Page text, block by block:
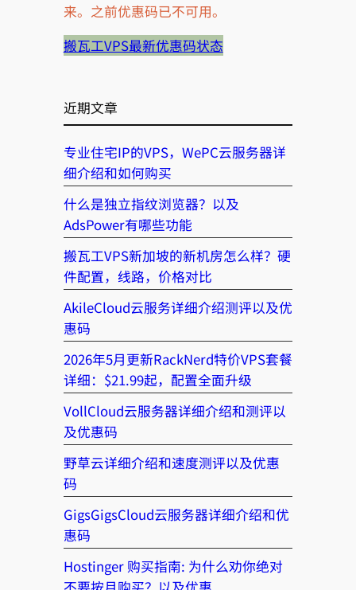
来。之前优惠码已不可用。
搬瓦工VPS最新优惠码状态
近期文章
专业住宅IP的VPS，WePC云服务器详
细介绍和如何购买
什么是独立指纹浏览器？以及
AdsPower有哪些功能
搬瓦工VPS新加坡的新机房怎么样？硬
件配置，线路，价格对比
AkileCloud云服务详细介绍测评以及优
惠码
2026年5月更新RackNerd特价VPS套餐
详细：$21.99起，配置全面升级
VollCloud云服务器详细介绍和测评以
及优惠码
野草云详细介绍和速度测评以及优惠
码
GigsGigsCloud云服务器详细介绍和优
惠码
Hostinger 购买指南: 为什么劝你绝对